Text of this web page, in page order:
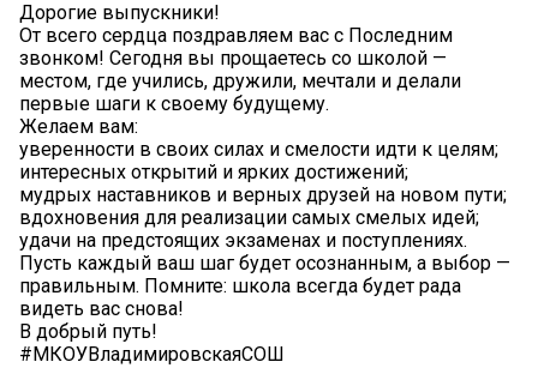
️Дорогие выпускники!
От всего сердца поздравляем вас с Последним
звонком! Сегодня вы прощаетесь со школой —
местом, где учились, дружили, мечтали и делали
первые шаги к своему будущему.
Желаем вам:
уверенности в своих силах и смелости идти к целям;
интересных открытий и ярких достижений;
мудрых наставников и верных друзей на новом пути;
вдохновения для реализации самых смелых идей;
удачи на предстоящих экзаменах и поступлениях.
️Пусть каждый ваш шаг будет осознанным, а выбор —
правильным. Помните: школа всегда будет рада
видеть вас снова!
В добрый путь!
#МКОУВладимировскаяСОШ